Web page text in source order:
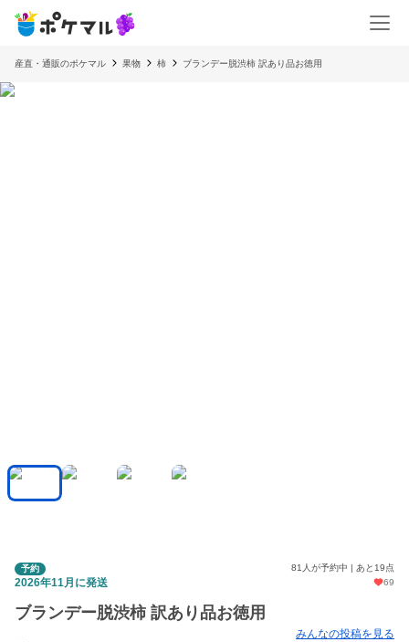
産直・通販のポケマル 果物 柿 ブランデー脱渋柿 訳あり品お徳用
予約 81人が予約中 | あと19点
2026年11月に発送 69
ブランデー脱渋柿 訳あり品お徳用
みんなの投稿を見る